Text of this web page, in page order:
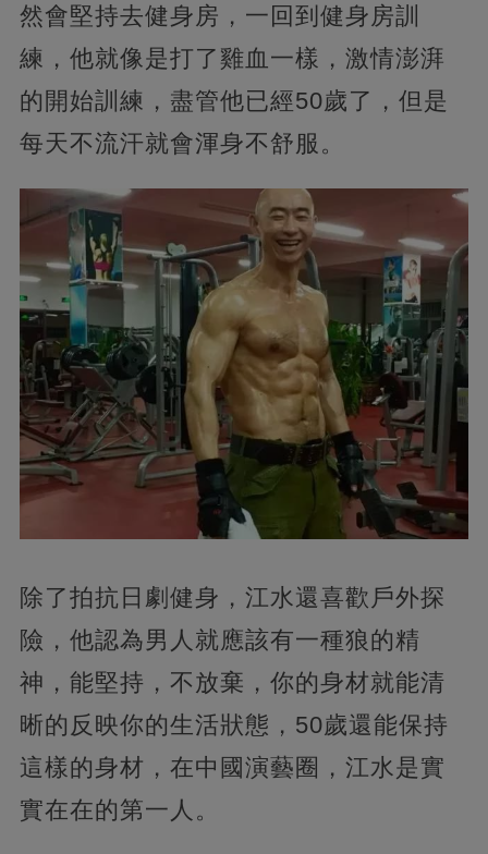
然會堅持去健身房，一回到健身房訓
練，他就像是打了雞血一樣，激情澎湃
的開始訓練，盡管他已經50歲了，但是
每天不流汗就會渾身不舒服。
除了拍抗日劇健身，江水還喜歡戶外探
險，他認為男人就應該有一種狼的精
神，能堅持，不放棄，你的身材就能清
晰的反映你的生活狀態，50歲還能保持
這樣的身材，在中國演藝圈，江水是實
實在在的第一人。